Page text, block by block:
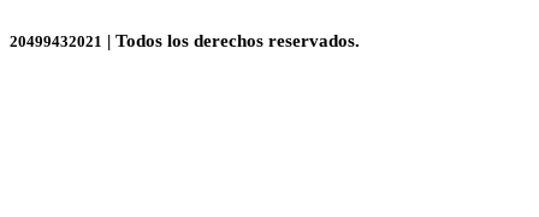
20499432021 | Todos los derechos reservados.